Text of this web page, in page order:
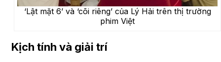
‘Lật mặt 6’ và ‘cõi riêng’ của Lý Hải trên thị trường
phim Việt
Kịch tính và giải trí